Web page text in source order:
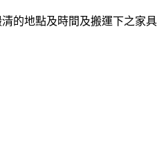
的地點及時間及搬運下之家具